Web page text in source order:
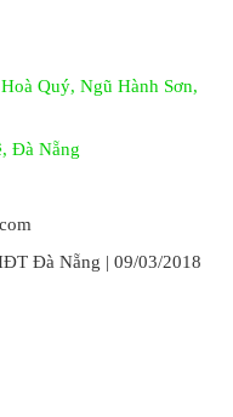
Quý, Ngũ Hành Sơn,
Đà Nẵng
Đà Nẵng | 09/03/2018